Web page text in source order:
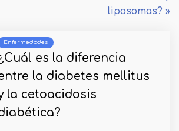
liposomas? »
Enfermedades
es la diferencia
la diabetes mellitus
la cetoacidosis